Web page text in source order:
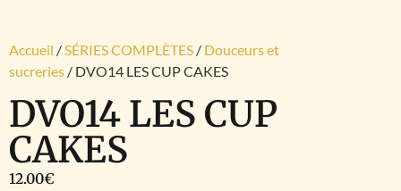
Accueil /SÉRIES COMPLÈTES / Douceurs et
sucreries / DVO14 LES CUP CAKES
DVO14 LES CUP
CAKES
12.00€